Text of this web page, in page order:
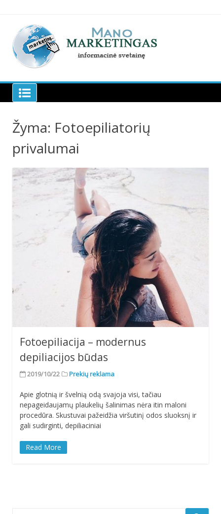
content
Manomarketingas.lt
Žyma: Fotoepiliatorių
privalumai
Fotoepiliacija – modernus
depiliacijos būdas
2019/10/22 Prekių reklama
Apie glotnią ir švelnią odą svajoja visi, tačiau
nepageidaujamų plaukelių šalinimas nėra itin maloni
procedūra. Skustuvai pažeidžia viršutinį odos sluoksnį ir
gali sudirginti, depiliaciniai
Read More